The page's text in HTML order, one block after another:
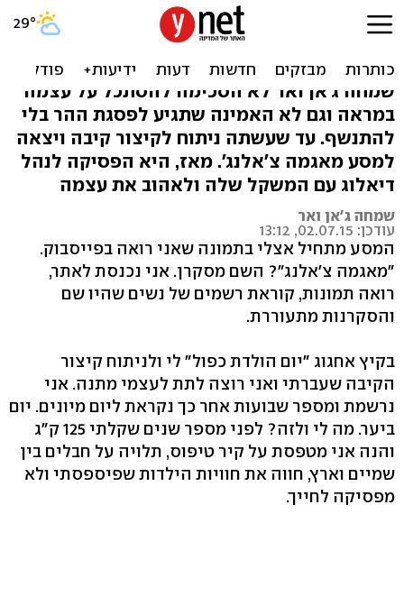
שינויים של שמחה: המסע
לאהבה עצמית
שמחה ג'אן ואר לא הסכימה להסתכל על עצמה
במראה וגם לא האמינה שתגיע לפסגת ההר בלי
להתנשף. עד שעשתה ניתוח לקיצור קיבה ויצאה
למסע מאגמה צ'אלנג'. מאז, היא הפסיקה לנהל
דיאלוג עם המשקל שלה ולאהוב את עצמה
שמחה ג'אן ואר
עודכן: 02.07.15, 13:12
המסע מתחיל אצלי בתמונה שאני רואה בפייסבוק.
"מאגמה צ'אלנג"? השם מסקרן. אני נכנסת לאתר,
רואה תמונות, קוראת רשמים של נשים שהיו שם
והסקרנות מתעוררת.
בקיץ אחגוג "יום הולדת כפול" לי ולניתוח קיצור
הקיבה שעברתי ואני רוצה לתת לעצמי מתנה. אני
נרשמת ומספר שבועות אחר כך נקראת ליום מיונים. יום
ביער. מה לי ולזה? לפני מספר שנים שקלתי 125 ק"ג
והנה אני מטפסת על קיר טיפוס, תלויה על חבלים בין
שמיים וארץ, חווה את חוויות הילדות שפיספסתי ולא
מפסיקה לחייך.